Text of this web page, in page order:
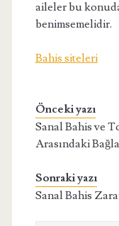
aileler bu
benimsemelidir.
Bahis siteleri
Önceki yazı
Sanal Bahis ve
Arasındaki
Sonraki yazı
Sanal Bahis